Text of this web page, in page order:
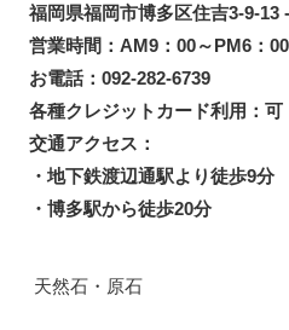
福岡県福岡市博多区住吉3-9-13
営業時間：AM9：00～PM6：
お電話：092-282-6739
各種クレジットカード利用：可
交通アクセス：
・地下鉄渡辺通駅より徒歩9分
・博多駅から徒歩20分
天然石・原石